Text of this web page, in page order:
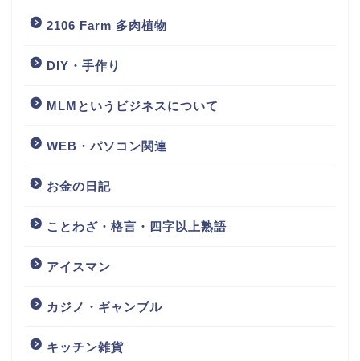
2106 Farm 多肉植物
DIY・手作り
MLMというビジネスについて
WEB・パソコン関連
お金の日記
ことわざ・格言・四字以上熟語
アイスマン
カジノ・ギャンブル
キッチン雑貨